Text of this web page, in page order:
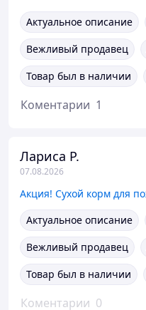
Актуальное описание
Вежливый продавец
Товар был в наличии
Коментарии 1
Лариса Р.
07.08.2026
Актуальное описание
Вежливый продавец
Товар был в наличии
Коментарии 0